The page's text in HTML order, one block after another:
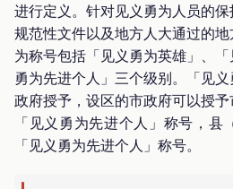
进行定义。针对见义勇为人员的
规范性文件以及地方人大通过的
为称号包括「见义勇为英雄」、
勇为先进个人」三个级别。「见
政府授予，设区的市政府可以授
「见义勇为先进个人」称号，
「见义勇为先进个人」称号。